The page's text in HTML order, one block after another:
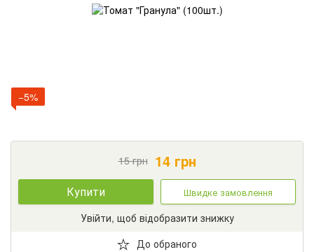
−5%
15грн 14грн
Купити Швидке замовлення
Увійти, щоб відобразити знижку
До обраного